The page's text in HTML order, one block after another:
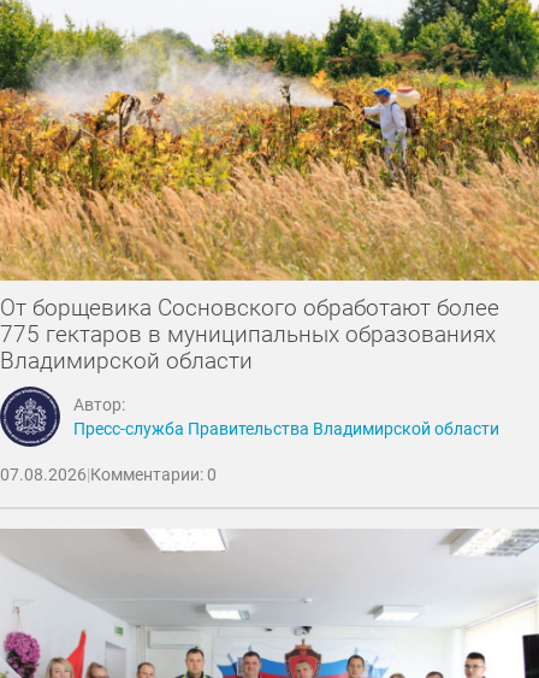
От борщевика Сосновского обработают более
775 гектаров в муниципальных образованиях
Владимирской области
Автор:
Пресс-служба Правительства Владимирской области
07.08.2026|Комментарии: 0